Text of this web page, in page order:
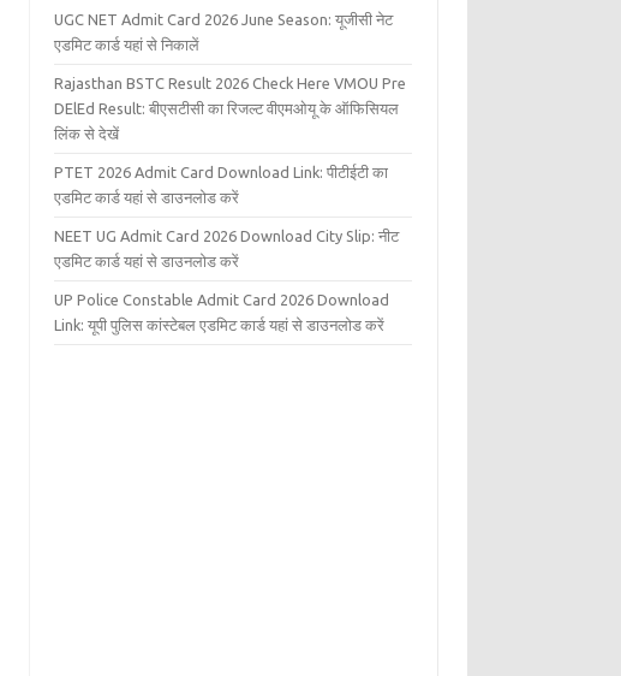
UGC NET Admit Card 2026 June Season: यूजीसी नेट
एडमिट कार्ड यहां से निकालें
Rajasthan BSTC Result 2026 Check Here VMOU Pre
DElEd Result: बीएसटीसी का रिजल्ट वीएमओयू के ऑफिसियल
लिंक से देखें
PTET 2026 Admit Card Download Link: पीटीईटी का
एडमिट कार्ड यहां से डाउनलोड करें
NEET UG Admit Card 2026 Download City Slip: नीट
एडमिट कार्ड यहां से डाउनलोड करें
UP Police Constable Admit Card 2026 Download
Link: यूपी पुलिस कांस्टेबल एडमिट कार्ड यहां से डाउनलोड करें